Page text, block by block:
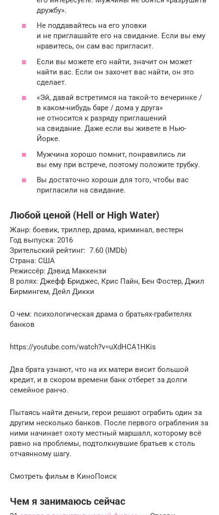
дружбу».
Не поддавайтесь на его уловки
и не приглашайте его на свидание. Если вы ему
нравитесь, он сам вас пригласит.
Если вы можете его найти, значит он может
найти вас. Если он захочет вас найти, он это
сделает.
«Эй, давай встретимся на такой-то вечеринке /
в каком-нибудь баре / дома у друга»
не относится к разряду приглашений
на свидание. Даже если вы живете в Нью-
Йорке.
Мужчина хорошо помнит, понравились ли
вы ему при встрече, поэтому положите трубку.
Вы достаточно хороши для того, чтобы вас
пригласили на свидание.
Любой ценой (Hell or High Water)
Жанр: боевик, триллер, драма, криминал, вестерн
Год выпуска: 2016
Зрительский рейтинг: ️ 7.60 (IMDb)
Страна: США
Режиссёр: Дэвид Маккензи
В ролях: Джефф Бриджес, Крис Пайн, Бен Фостер, Джил
Бирмингем, Дейл Дикки
О чем: психологическая драма о братьях-грабителях
банков
https://youtube.com/watch?v=uXdHCA1HKis
Два брата узнают, что на их матери висит большой
кредит, и в скором времени банк отберет за долги
семейное ранчо.
Пытаясь найти деньги, герои решают ограбить один за
другим несколько банков. После первого ограбления за
ними начинает охоту местный маршалл, которому всё
равно на проблемы, подтолкнувшие братьев к столь
отчаянному шагу.
Смотреть фильм в КиноПоиск
Чем я занимаюсь сейчас